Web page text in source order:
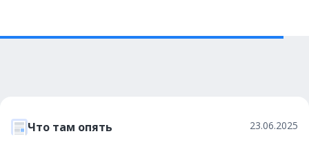
Что там опять 23.06.2025